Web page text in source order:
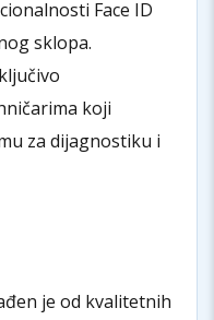
Face ID
sklopa.
koji
za dijagnostiku i
je od kvalitetnih